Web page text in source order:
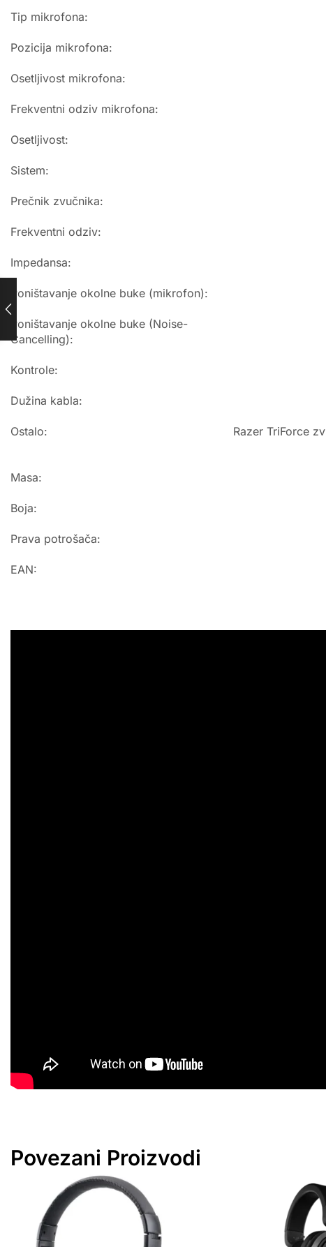
Tip mikrofona:
Pozicija mikrofona:
Osetljivost mikrofona:
Frekventni odziv mikrofona:
Osetljivost:
Sistem:
Prečnik zvučnika:
Frekventni odziv:
Impedansa:
Poništavanje okolne buke (mikrofon):
Poništavanje okolne buke (Noise-
Cancelling):
Kontrole:
Dužina kabla:
Ostalo: Razer TriForce
Masa:
Boja:
Prava potrošača:
EAN:
Povezani Proizvodi